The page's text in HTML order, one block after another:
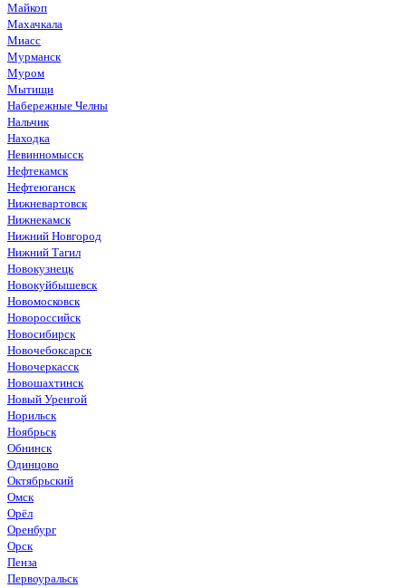
Майкоп
Махачкала
Миасс
Мурманск
Муром
Мытищи
Набережные Челны
Нальчик
Находка
Невинномысск
Нефтекамск
Нефтеюганск
Нижневартовск
Нижнекамск
Нижний Новгород
Нижний Тагил
Новокузнецк
Новокуйбышевск
Новомосковск
Новороссийск
Новосибирск
Новочебоксарск
Новочеркасск
Новошахтинск
Новый Уренгой
Норильск
Ноябрьск
Обнинск
Одинцово
Октябрьский
Омск
Орёл
Оренбург
Орск
Пенза
Первоуральск